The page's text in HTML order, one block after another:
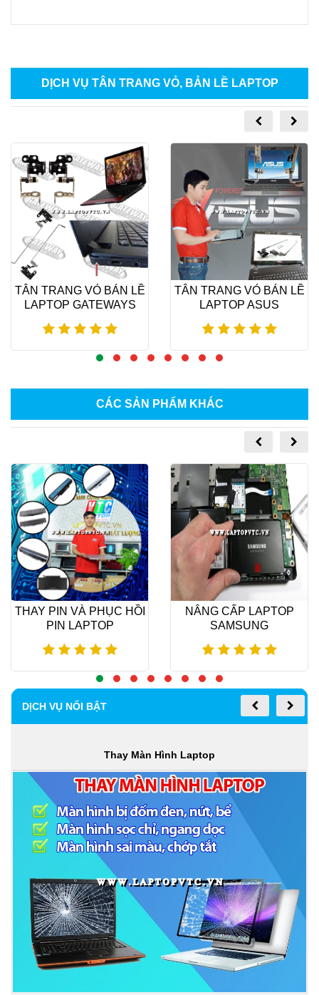
DỊCH VỤ TÂN TRANG VỎ, BẢN LỀ LAPTOP
TÂN TRANG VỎ BẢN LỀ
LAPTOP GATEWAYS
Xem thêm
TÂN TRANG VỎ BẢN LỀ
LAPTOP ASUS
Xem thêm
CÁC SẢN PHẨM KHÁC
THAY PIN VÀ PHỤC HỒI
PIN LAPTOP
Xem thêm
NÂNG CẤP LAPTOP
SAMSUNG
Xem thêm
DỊCH VỤ NỔI BẬT
Thay Màn Hình Laptop